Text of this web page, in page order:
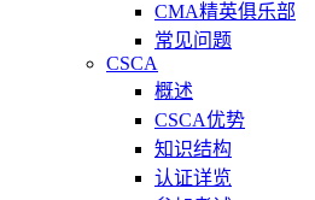
CMA精英俱乐部
常见问题
CSCA
概述
CSCA优势
知识结构
认证详览